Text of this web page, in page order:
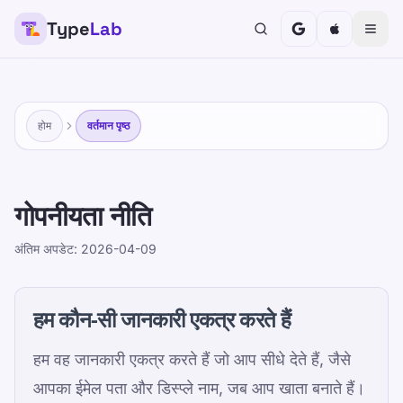
TypeLab
होम वर्तमान पृष्ठ
गोपनीयता नीति
अंतिम अपडेट: 2026-04-09
हम कौन‑सी जानकारी एकत्र करते हैं
हम वह जानकारी एकत्र करते हैं जो आप सीधे देते हैं, जैसे
आपका ईमेल पता और डिस्प्ले नाम, जब आप खाता बनाते हैं।